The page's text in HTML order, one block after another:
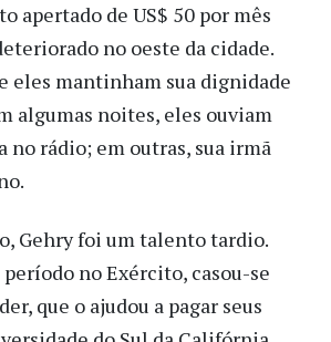
apertado de US$ 50 por mês
no oeste da cidade.
eles mantinham sua dignidade
algumas noites, eles ouviam
no rádio; em outras, sua irmã
Gehry foi um talento tardio.
no Exército, casou-se
que o ajudou a pagar seus